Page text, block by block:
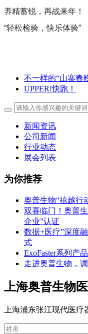
养精蓄锐，再战来年！
“轻松检验，快乐体验”
不一样的“山寨春
UPPER!快跑！
新闻资讯
公司新闻
行业动态
展会列表
为你推荐
奥普生物“禧越行
双喜临门！奥普
企业”认证
数据+医疗”深度
式
ExoFaster系列产
走进奥普生物，
上海奥普生物
上海浦东张江现代医